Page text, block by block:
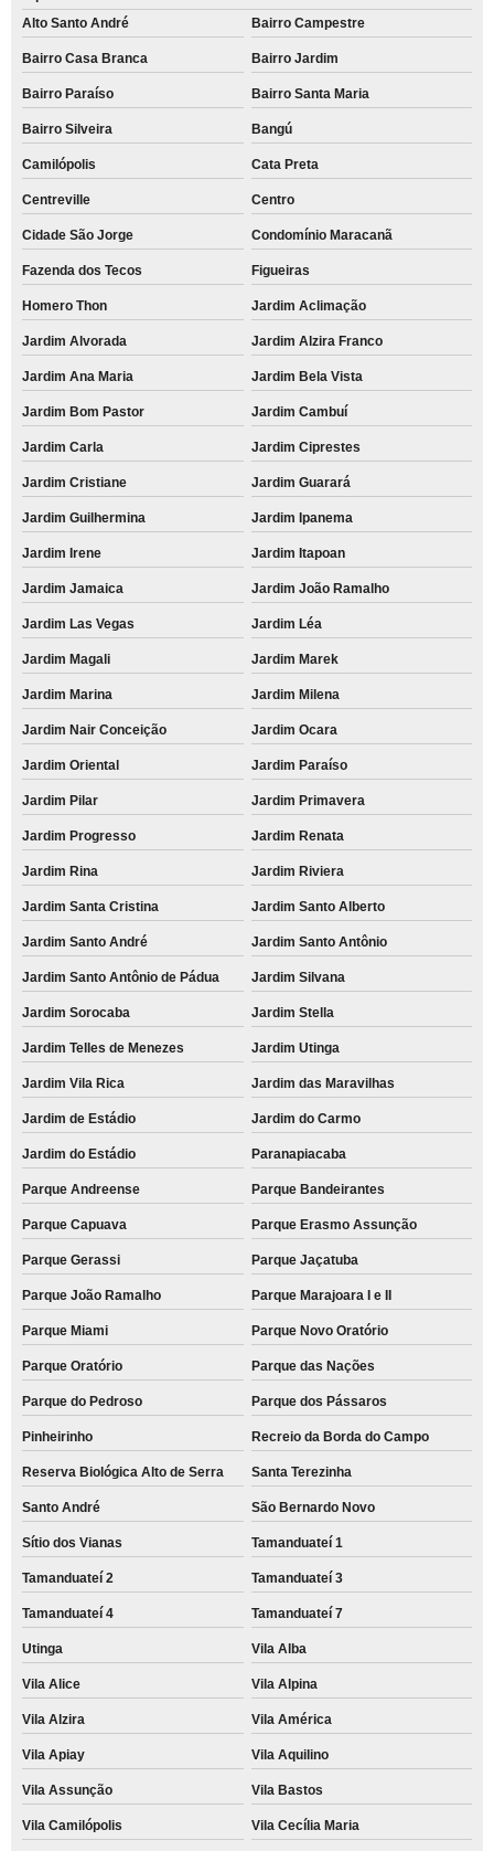
Alto Santo André
Bairro Campestre
Bairro Casa Branca Bairro Jardim
Bairro Paraíso Bairro Santa Maria
Bairro Silveira Bangú
Camilópolis Cata Preta
Centreville Centro
Cidade São Jorge Condomínio Maracanã
Fazenda dos Tecos Figueiras
Homero Thon Jardim Aclimação
Jardim Alvorada Jardim Alzira Franco
Jardim Ana Maria Jardim Bela Vista
Jardim Bom Pastor Jardim Cambuí
Jardim Carla Jardim Ciprestes
Jardim Cristiane Jardim Guarará
Jardim Guilhermina Jardim Ipanema
Jardim Irene Jardim Itapoan
Jardim Jamaica Jardim João Ramalho
Jardim Las Vegas Jardim Léa
Jardim Magali Jardim Marek
Jardim Marina Jardim Milena
Jardim Nair Conceição Jardim Ocara
Jardim Oriental Jardim Paraíso
Jardim Pilar Jardim Primavera
Jardim Progresso Jardim Renata
Jardim Rina Jardim Riviera
Jardim Santa Cristina Jardim Santo Alberto
Jardim Santo André Jardim Santo Antônio
Jardim Santo Antônio de Pádua Jardim Silvana
Jardim Sorocaba Jardim Stella
Jardim Telles de Menezes Jardim Utinga
Jardim Vila Rica Jardim das Maravilhas
Jardim de Estádio Jardim do Carmo
Jardim do Estádio Paranapiacaba
Parque Andreense Parque Bandeirantes
Parque Capuava Parque Erasmo Assunção
Parque Gerassi Parque Jaçatuba
Parque João Ramalho Parque Marajoara I e II
Parque Miami Parque Novo Oratório
Parque Oratório Parque das Nações
Parque do Pedroso Parque dos Pássaros
Pinheirinho Recreio da Borda do Campo
Reserva Biológica Alto de Serra Santa Terezinha
Santo André São Bernardo Novo
Sítio dos Vianas Tamanduateí 1
Tamanduateí 2 Tamanduateí 3
Tamanduateí 4 Tamanduateí 7
Utinga Vila Alba
Vila Alice Vila Alpina
Vila Alzira Vila América
Vila Apiay Vila Aquilino
Vila Assunção Vila Bastos
Vila Camilópolis Vila Cecília Maria